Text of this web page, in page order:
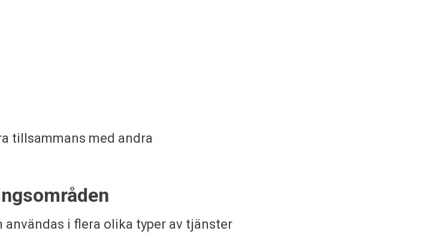
tillsammans med andra
i flera olika typer av tjänster